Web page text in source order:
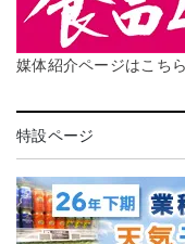
媒体紹介ページはこちら
特設ページ